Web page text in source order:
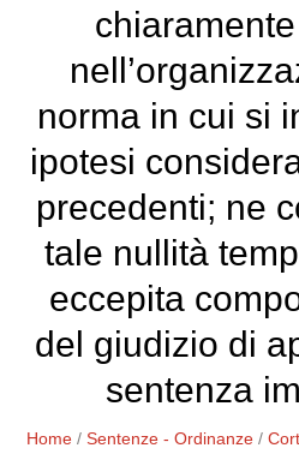
norma in cui si
ipotesi
precedenti; ne
tale nullità
eccepita
del giudizio di
sentenza
Home /Sentenze - Ordinanze /